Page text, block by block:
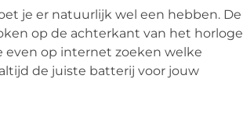
je er natuurlijk wel een hebben. De
op de achterkant van het horloge
even op internet zoeken welke
de juiste batterij voor jouw